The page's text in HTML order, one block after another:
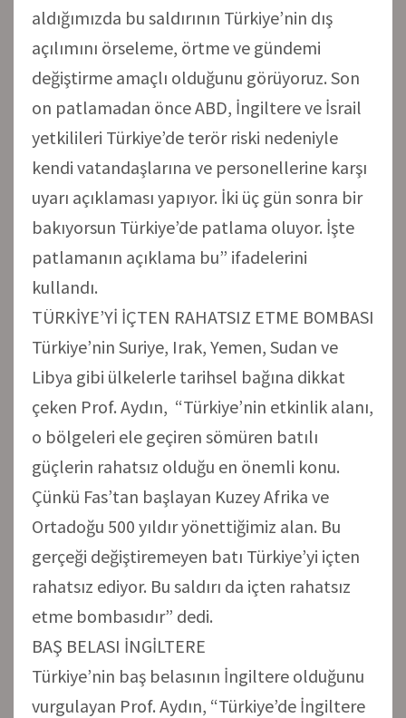
aldığımızda bu saldırının Türkiye’nin dış
açılımını örseleme, örtme ve gündemi
değiştirme amaçlı olduğunu görüyoruz. Son
on patlamadan önce ABD, İngiltere ve İsrail
yetkilileri Türkiye’de terör riski nedeniyle
kendi vatandaşlarına ve personellerine karşı
uyarı açıklaması yapıyor. İki üç gün sonra bir
bakıyorsun Türkiye’de patlama oluyor. İşte
patlamanın açıklama bu” ifadelerini
kullandı.
TÜRKİYE’Yİ İÇTEN RAHATSIZ ETME BOMBASI
Türkiye’nin Suriye, Irak, Yemen, Sudan ve
Libya gibi ülkelerle tarihsel bağına dikkat
çeken Prof. Aydın, “Türkiye’nin etkinlik alanı,
o bölgeleri ele geçiren sömüren batılı
güçlerin rahatsız olduğu en önemli konu.
Çünkü Fas’tan başlayan Kuzey Afrika ve
Ortadoğu 500 yıldır yönettiğimiz alan. Bu
gerçeği değiştiremeyen batı Türkiye’yi içten
rahatsız ediyor. Bu saldırı da içten rahatsız
etme bombasıdır” dedi.
BAŞ BELASI İNGİLTERE
Türkiye’nin baş belasının İngiltere olduğunu
vurgulayan Prof. Aydın, “Türkiye’de İngiltere